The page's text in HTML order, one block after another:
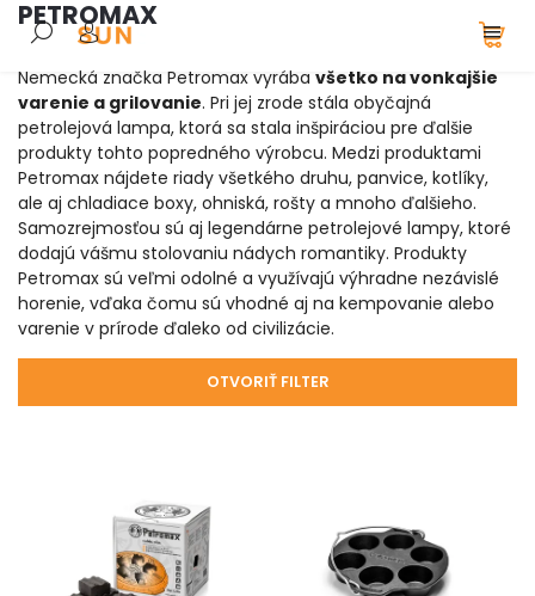
PETROMAX
Nemecká značka Petromax vyrába všetko na vonkajšie
varenie a grilovanie. Pri jej zrode stála obyčajná
petrolejová lampa, ktorá sa stala inšpiráciou pre ďalšie
produkty tohto popredného výrobcu. Medzi produktami
Petromax nájdete riady všetkého druhu, panvice, kotlíky,
ale aj chladiace boxy, ohniská, rošty a mnoho ďalšieho.
Samozrejmosťou sú aj legendárne petrolejové lampy, ktoré
dodajú vášmu stolovaniu nádych romantiky. Produkty
Petromax sú veľmi odolné a využívajú výhradne nezávislé
horenie, vďaka čomu sú vhodné aj na kempovanie alebo
varenie v prírode ďaleko od civilizácie.
OTVORIŤ FILTER